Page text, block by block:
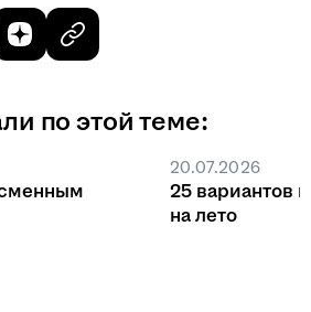
по этой теме:
20.07.2026
25 вариантов
на лето